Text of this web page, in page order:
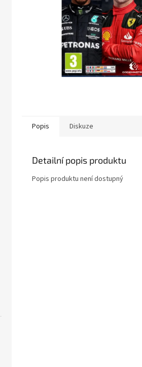
Popis Diskuze
Detailní popis produktu
Popis produktu není dostupný